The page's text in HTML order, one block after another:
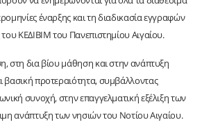
έναρξης και τη διαδικασία εγγραφών
ΚΕΔΙΒΙΜ του Πανεπιστημίου Αιγαίου.
στη δια βίου μάθηση και στην ανάπτυξη
βασική προτεραιότητα, συμβάλλοντας
συνοχή, στην επαγγελματική εξέλιξη των
ανάπτυξη των νησιών του Νοτίου Αιγαίου.